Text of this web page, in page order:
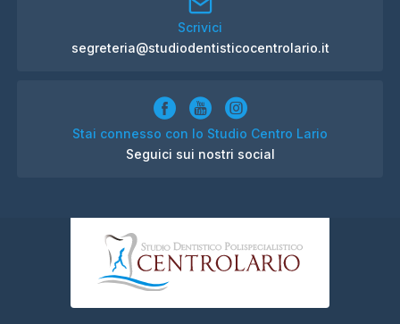
Scrivici
segreteria@studiodentisticocentrolario.it
Stai connesso con lo Studio Centro Lario
Seguici sui nostri social